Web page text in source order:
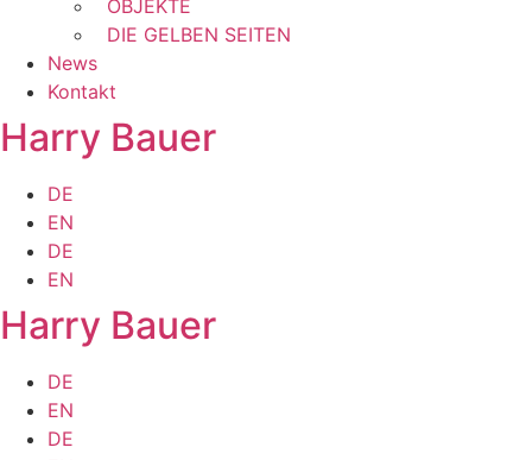
OBJEKTE
DIE GELBEN SEITEN
News
Kontakt
Harry Bauer
DE
EN
DE
EN
Harry Bauer
DE
EN
DE